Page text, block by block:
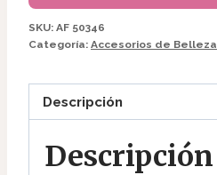
AF50346
cantidad
SKU: AF 50346
Categoría: Accesorios de Belleza
Descripción
Descripción